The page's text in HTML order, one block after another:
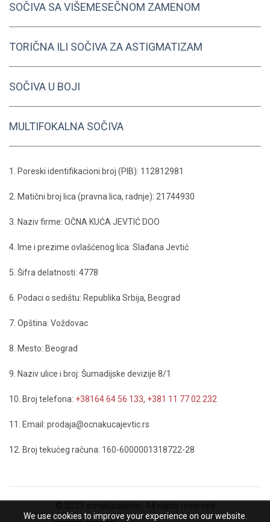
SOČIVA SA VIŠEMESEČNOM ZAMENOM
TORIČNA ILI SOČIVA ZA ASTIGMATIZAM
SOČIVA U BOJI
MULTIFOKALNA SOČIVA
1. Poreski identifikacioni broj (PIB): 112812981
2. Matični broj lica (pravna lica, radnje): 21744930
3. Naziv firme: OČNA KUĆA JEVTIĆ DOO
4. Ime i prezime ovlašćenog lica: Slađana Jevtić
5. Šifra delatnosti: 4778
6. Podaci o sedištu: Republika Srbija, Beograd
7. Opština: Voždovac
8. Mesto: Beograd
9. Naziv ulice i broj: Šumadijske devizije 8/1
10. Broj telefona: +38164 64 56 133, +381 11 77 02 232
11. Email: prodaja@ocnakucajevtic.rs
12. Broj tekućeg računa: 160-6000001318722-28
We use cookies to improve your experience on our website.